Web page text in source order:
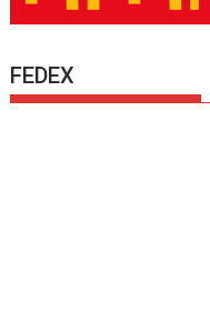
FEDEX